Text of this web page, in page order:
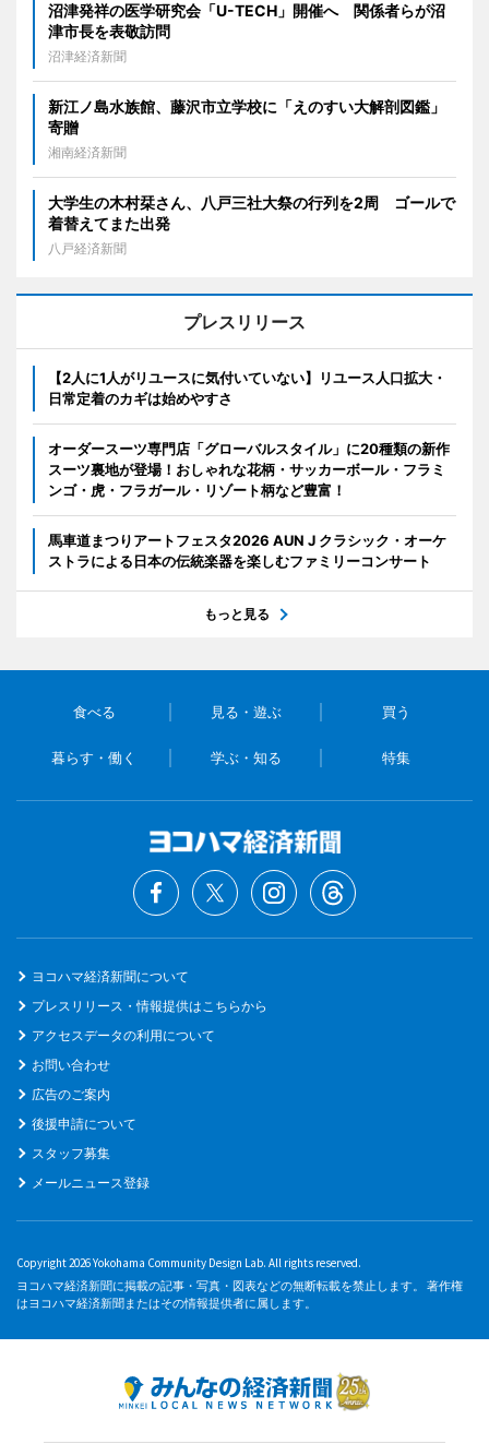
沼津発祥の医学研究会「U-TECH」開催へ 関係者らが沼
津市長を表敬訪問
沼津経済新聞
新江ノ島水族館、藤沢市立学校に「えのすい大解剖図鑑」
寄贈
湘南経済新聞
大学生の木村栞さん、八戸三社大祭の行列を2周 ゴールで
着替えてまた出発
八戸経済新聞
プレスリリース
【2人に1人がリユースに気付いていない】リユース人口拡大・
日常定着のカギは始めやすさ
オーダースーツ専門店「グローバルスタイル」に20種類の新作
スーツ裏地が登場！おしゃれな花柄・サッカーボール・フラミ
ンゴ・虎・フラガール・リゾート柄など豊富！
馬車道まつりアートフェスタ2026 AUN J クラシック・オーケ
ストラによる日本の伝統楽器を楽しむファミリーコンサート
もっと見る
食べる 見る・遊ぶ 買う
暮らす・働く 学ぶ・知る 特集
ヨコハマ経済新聞について
プレスリリース・情報提供はこちらから
アクセスデータの利用について
お問い合わせ
広告のご案内
後援申請について
スタッフ募集
メールニュース登録
Copyright 2026 Yokohama Community Design Lab. All rights reserved.
ヨコハマ経済新聞に掲載の記事・写真・図表などの無断転載を禁止します。 著作権
はヨコハマ経済新聞またはその情報提供者に属します。